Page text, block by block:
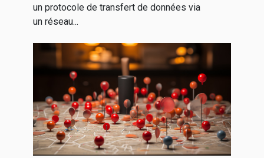
un protocole de transfert de données via
un réseau...